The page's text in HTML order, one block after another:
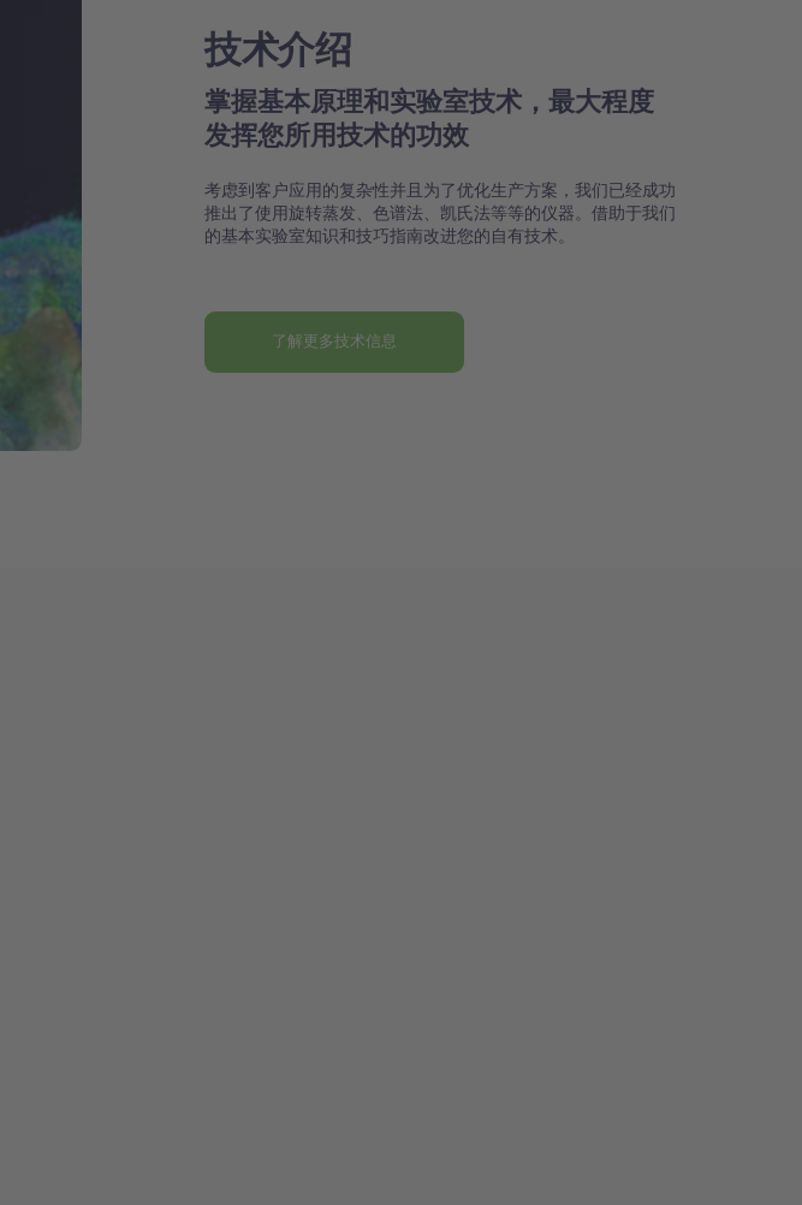
技术介绍
掌握基本原理和实验室技术，最大程度
发挥您所用技术的功效
考虑到客户应用的复杂性并且为了优化生产方案，我们已经成功
推出了使用旋转蒸发、色谱法、凯氏法等等的仪器。借助于我们
的基本实验室知识和技巧指南改进您的自有技术。
了解更多技术信息